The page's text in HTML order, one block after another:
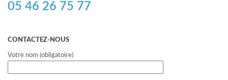
05 46 26 75 77
CONTACTEZ-NOUS
Votre nom (obligatoire)